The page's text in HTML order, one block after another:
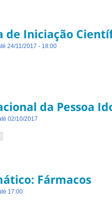
de Iniciação
24/11/2017 - 18:00
da Pessoa
02/10/2017
Fármacos
17:00